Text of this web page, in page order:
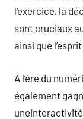
l’exercice, la
sont cruciaux
ainsi que l’esprit
À l’ère du
également